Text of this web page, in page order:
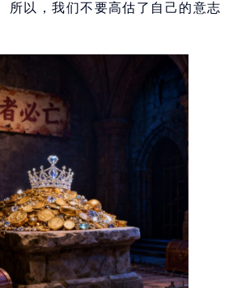
所以，我们不要高估了自己的意志